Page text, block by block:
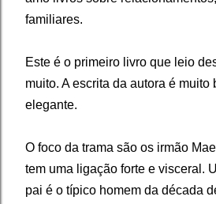
familiares.
Este é o primeiro livro que leio
muito. A escrita da autora é muito
elegante.
O foco da trama são os irmão
tem uma ligação forte e visceral.
pai é o típico homem da década